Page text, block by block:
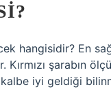
hangisidir? En
Kırmızı şarabın
iyi geldiği